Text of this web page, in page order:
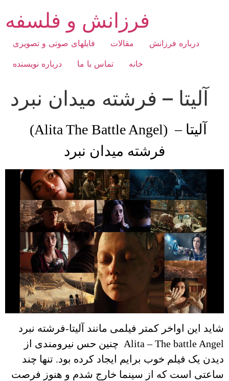
content
فرزانش و فلسفه
فایلهای صوتی و تصویری مقالات
درباره فرزانش
درباره نویسنده
تماس با ما خانه
آلیتا – فرشته میدان نبرد
(Alita The Battle Angel) آلیتا –
فرشته میدان نبرد
شاید این اواخر کمتر فیلمی مانند آلیتا-فرشته نبرد
Alita – The battle Angel چنین حس نیرومندی از
دیدن یک فیلم خوب برایم ایجاد کرده بود. تنها چند
ساعتی است که از سینما خارج شدم و هنوز فرصت